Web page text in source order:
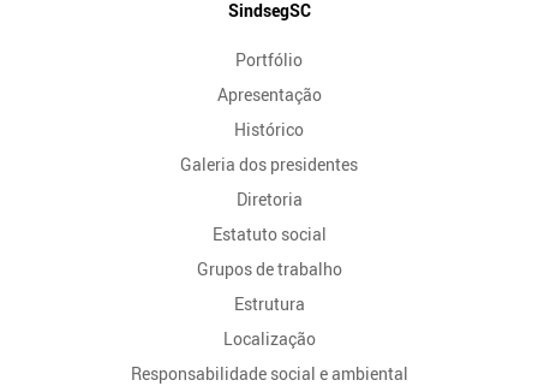
SindsegSC
Portfólio
Apresentação
Histórico
Galeria dos presidentes
Diretoria
Estatuto social
Grupos de trabalho
Estrutura
Localização
Responsabilidade social e ambiental